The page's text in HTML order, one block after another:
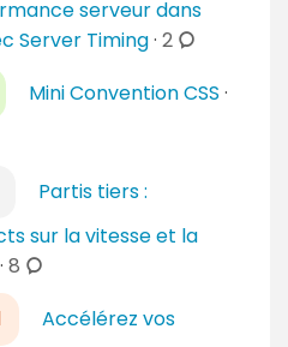
r
e
e
serveur dans
Server Timing· 2c
m
a
r
Mini Convention CSS ·
Partis tiers :
sur la vitesse et la
· 8 c
Accélérez vos